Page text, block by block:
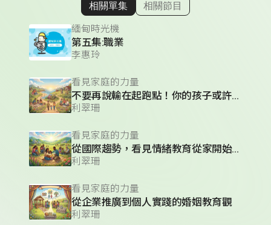
顯示相關單集
相關單集 相關節目
緬甸時光機
第五集:職業
李惠玲
看見家庭的力量
不要再說輸在起跑點！你的孩子或許只想要漫步
利翠珊
看見家庭的力量
從國際趨勢，看見情緒教育從家開始的重要性
利翠珊
看見家庭的力量
從企業推廣到個人實踐的婚姻教育觀
利翠珊